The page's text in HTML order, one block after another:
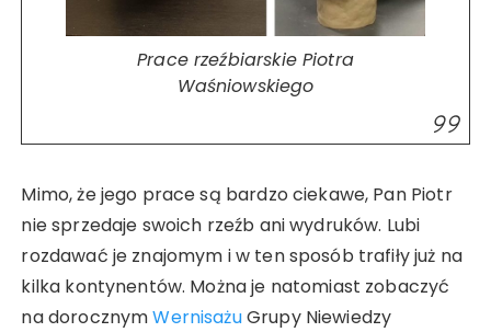
Prace rzeźbiarskie Piotra
Waśniowskiego
Mimo, że jego prace są bardzo ciekawe, Pan Piotr
nie sprzedaje swoich rzeźb ani wydruków. Lubi
rozdawać je znajomym i w ten sposób trafiły już na
kilka kontynentów. Można je natomiast zobaczyć
na dorocznymWernisażuGrupy Niewiedzy